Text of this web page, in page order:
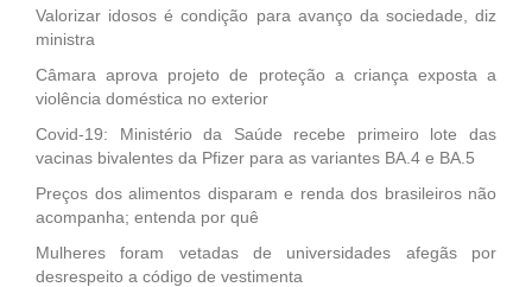
Valorizar idosos é condição para avanço da sociedade, diz
ministra
Câmara aprova projeto de proteção a criança exposta a
violência doméstica no exterior
Covid-19: Ministério da Saúde recebe primeiro lote das
vacinas bivalentes da Pfizer para as variantes BA.4 e BA.5
Preços dos alimentos disparam e renda dos brasileiros não
acompanha; entenda por quê
Mulheres foram vetadas de universidades afegãs por
desrespeito a código de vestimenta